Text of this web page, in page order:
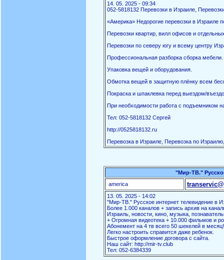
14. 05. 2025 - 09:34
052-5818132 Перевозки в Израиле,
«Америка» Недорогие перевозки в Израиле
Перевозки квартир, вилл офисов и
Перевозки по северу югу и всему центру
Профессиональная разборка сборка мебели.
Упаковка вещей и оборудования.
Обмотка вещей в защитную плёнку всем
Покраска и шпаклевка перед выездом/
При необходимости работа с подъемником
Тел: 052-5818132 Сергей
http://0525818132.ru
Перевозка в Израиле, Перевозка по
"Мир-ТВ."
america
13. 05. 2025 - 14:02
"Мир-ТВ." Русское интернет телевидение в
Более 1.000 каналов + запись архив на
Израиль, новости, кино, музыка,
+ Огромная видеотека + 10.000 фильмов и
Абонемент на 4 тв всего 50 шекелей в месяц!
Легко настроить справится даже ребенок.
Быстрое оформление договора с сайта.
Наш сайт: http://mir-tv.club
Тел: 052-6384339